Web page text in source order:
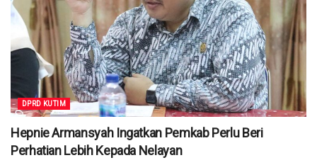
DPRD KUTIM
Hepnie Armansyah Ingatkan Pemkab Perlu Beri
Perhatian Lebih Kepada Nelayan